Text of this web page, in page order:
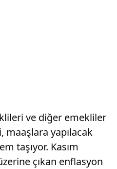
ve diğer emekliler
maaşlara yapılacak
taşıyor. Kasım
çıkan enflasyon